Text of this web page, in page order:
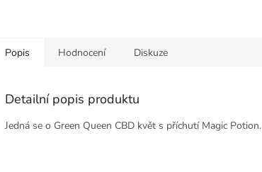
Popis Hodnocení Diskuze
Detailní popis produktu
Jedná se o Green Queen CBD květ s příchutí Magic Potion.